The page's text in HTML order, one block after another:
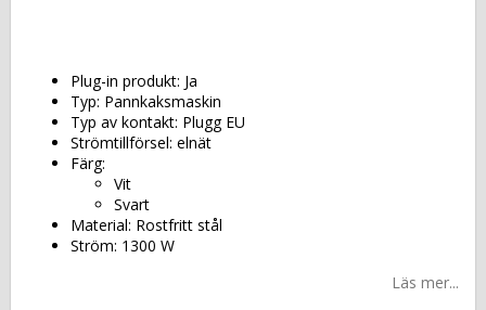
Plug-in produkt: Ja
Typ: Pannkaksmaskin
Typ av kontakt: Plugg EU
Strömtillförsel: elnät
Färg:
Vit
Svart
Material: Rostfritt stål
Ström: 1300 W
Läs mer...